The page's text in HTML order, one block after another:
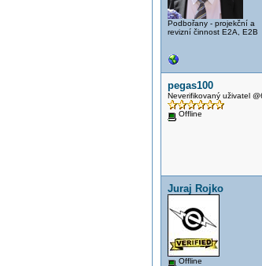
Podbořany - projekční a
revizní činnost E2A, E2B
pegas100
Neverifikovaný uživatel
Offline
Juraj Rojko
Offline